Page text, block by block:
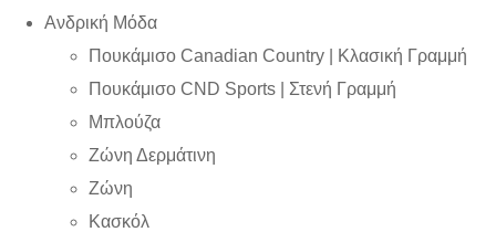
Ανδρική Μόδα
Πουκάμισο Canadian Country | Kλασική Γραμμή
Πουκάμισο CND Sports | Στενή Γραμμή
Μπλούζα
Ζώνη Δερμάτινη
Ζώνη
Κασκόλ